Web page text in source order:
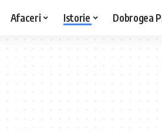
Afaceri Istorie Dobrogea